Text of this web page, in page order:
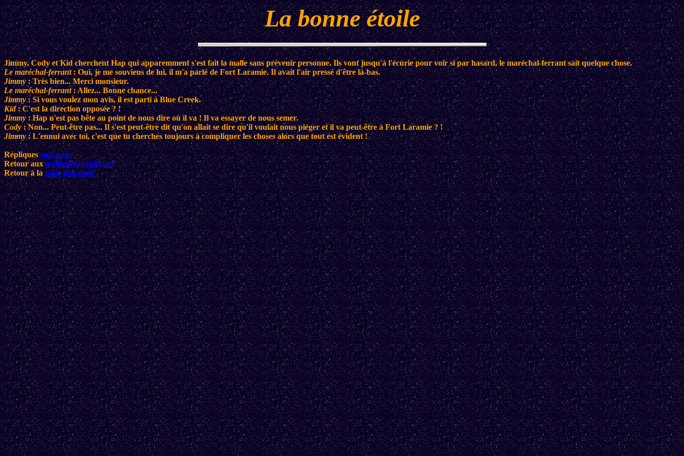
La bonne étoile
Jimmy, Cody et Kid cherchent Hap qui apparemment s'est fait la malle sans prévenir personne. Ils vont jusqu'à l'écurie pour voir si par hasard, le maréchal-ferrant sait quelque chose.
Le maréchal-ferrant: Oui, je me souviens de lui, il m'a parlé de Fort Laramie. Il avait l'air pressé d'être là-bas.
Jimmy: Très bien... Merci monsieur.
Le maréchal-ferrant: Allez... Bonne chance...
Jimmy: Si vous voulez mon avis, il est parti à Blue Creek.
Kid: C'est la direction opposée ? !
Jimmy: Hap n'est pas bête au point de nous dire où il va ! Il va essayer de nous semer.
Cody: Non... Peut-être pas... Il s'est peut-être dit qu'on allait se dire qu'il voulait nous piéger et il va peut-être à Fort Laramie ? !
Jimmy: L'ennui avec toi, c'est que tu cherches toujours à compliquer les choses alors que tout est évident !
Répliquessuivantes
Retour auxmeilleures répliques
Retour à lapage d'accueil